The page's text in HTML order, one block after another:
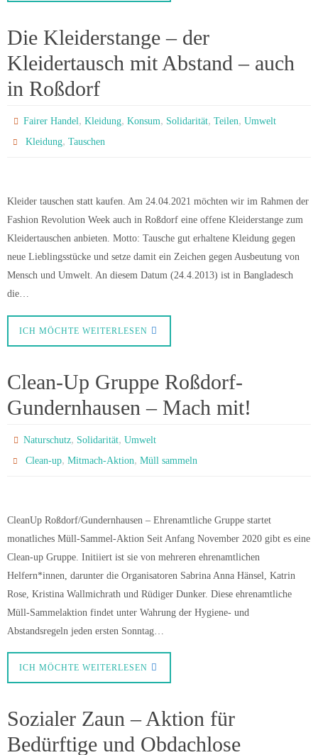
Die Kleiderstange – der
Kleidertausch mit Abstand – auch
in Roßdorf
Fairer Handel,Kleidung,Konsum, Solidarität,Teilen,Umwelt
Kleidung,Tauschen
Kleider tauschen statt kaufen. Am 24.04.2021 möchten wir im Rahmen der
Fashion Revolution Week auch in Roßdorf eine offene Kleiderstange zum
Kleidertauschen anbieten. Motto: Tausche gut erhaltene Kleidung gegen
neue Lieblingsstücke und setze damit ein Zeichen gegen Ausbeutung von
Mensch und Umwelt. An diesem Datum (24.4.2013) ist in Bangladesch
die…
ICH MÖCHTE WEITERLESEN
Clean-Up Gruppe Roßdorf-
Gundernhausen – Mach mit!
Naturschutz, Solidarität,Umwelt
Clean-up,Mitmach-Aktion,Müll sammeln
CleanUp Roßdorf/Gundernhausen – Ehrenamtliche Gruppe startet
monatliches Müll-Sammel-Aktion Seit Anfang November 2020 gibt es eine
Clean-up Gruppe. Initiiert ist sie von mehreren ehrenamtlichen
Helfern*innen, darunter die Organisatoren Sabrina Anna Hänsel, Katrin
Rose, Kristina Wallmichrath und Rüdiger Dunker. Diese ehrenamtliche
Müll-Sammelaktion findet unter Wahrung der Hygiene- und
Abstandsregeln jeden ersten Sonntag…
ICH MÖCHTE WEITERLESEN
Sozialer Zaun – Aktion für
Bedürftige und Obdachlose